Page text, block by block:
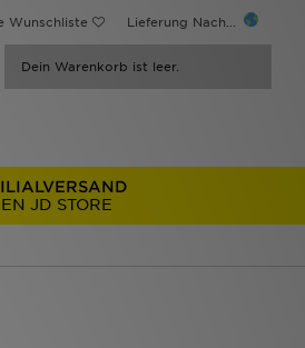
Wunschliste Lieferung Nach...
Dein Warenkorb ist leer.
JD STORE